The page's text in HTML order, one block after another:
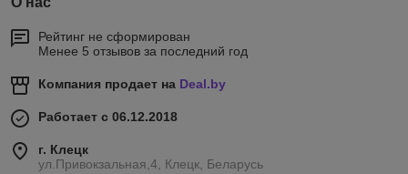
Рейтинг не сформирован
Менее 5 отзывов за последний год
Компания продает на Deal.by
Работает с 06.12.2018
г. Клецк
ул.Привокзальная,4, Клецк, Беларусь